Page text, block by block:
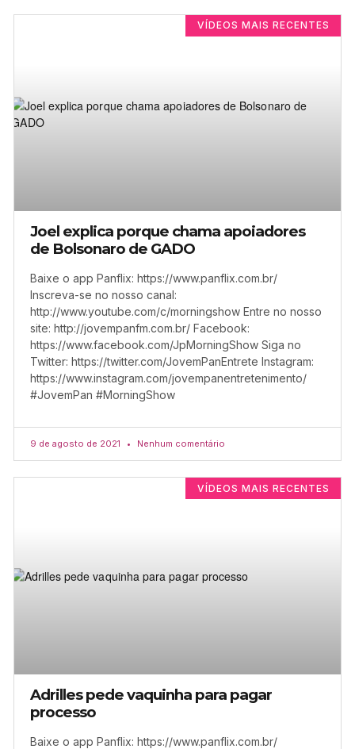
VÍDEOS MAIS RECENTES
Joel explica porque chama apoiadores
de Bolsonaro de GADO
Baixe o app Panflix: https://www.panflix.com.br/
Inscreva-se no nosso canal:
http://www.youtube.com/c/morningshow Entre no nosso
site: http://jovempanfm.com.br/ Facebook:
https://www.facebook.com/JpMorningShow Siga no
Twitter: https://twitter.com/JovemPanEntrete Instagram:
https://www.instagram.com/jovempanentretenimento/
#JovemPan #MorningShow
9 de agosto de 2021 Nenhum comentário
VÍDEOS MAIS RECENTES
Adrilles pede vaquinha para pagar
processo
Baixe o app Panflix: https://www.panflix.com.br/